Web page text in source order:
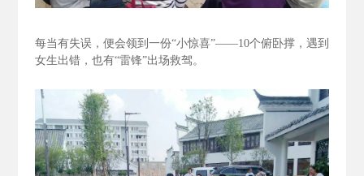
每当有失误，便会领到一份“小惊喜”——10个俯卧撑，遇到
女生出错，也有“雷锋”出场救驾。